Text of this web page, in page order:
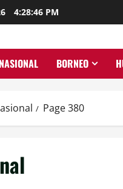
4:28:48 PM
NASIONAL BORNEO
Page 380